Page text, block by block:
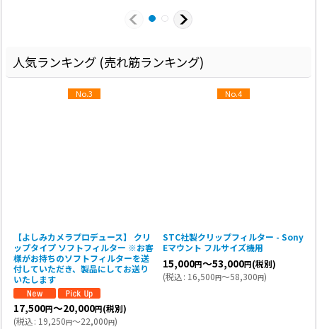
人気ランキング (売れ筋ランキング)
No.3
【よしみカメラプロデュース】 クリ
ップタイプ ソフトフィルター ※お客
様がお持ちのソフトフィルターを送
付していただき、製品にしてお送り
いたします
17,500円～20,000円(税別)
(税込: 19,250円～22,000円)
No.4
STC社製クリップフィルター - Sony
Eマウント フルサイズ機用
15,000円～53,000円(税別)
(税込: 16,500円～58,300円)